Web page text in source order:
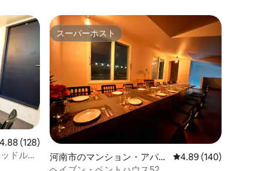
ュー128件、5つ星中4.88つ星の平均評価
4.88 (128)
ドルー
スーパーホスト
スーパーホスト
河南市のマンション・アパー
ト
レビュー140件、5つ
4.89 (140)